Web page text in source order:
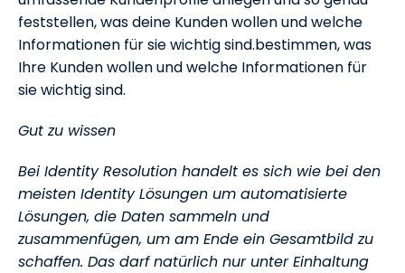
feststellen, was deine Kunden wollen und welche
Informationen für sie wichtig sind.bestimmen, was
Ihre Kunden wollen und welche Informationen für
sie wichtig sind.
Gut zu wissen
Bei Identity Resolution handelt es sich wie bei den
meisten Identity Lösungen um automatisierte
Lösungen, die Daten sammeln und
zusammenfügen, um am Ende ein Gesamtbild zu
schaffen. Das darf natürlich nur unter Einhaltung